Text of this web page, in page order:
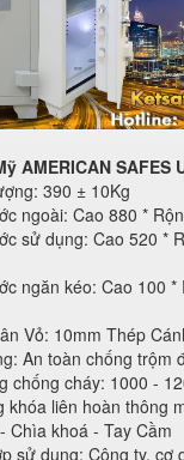
AMERICAN SAFES
390 ± 10Kg
ngoài: Cao 880 *
sử dụng: Cao 520 *
ngăn kéo: Cao 100 *
Vỏ: 10mm Thép
An toàn chống trộm
chống cháy: 1000 -
khóa liên hoàn thông
Chìa khoá - Tay Cầm
sử dụng: Công ty, cơ